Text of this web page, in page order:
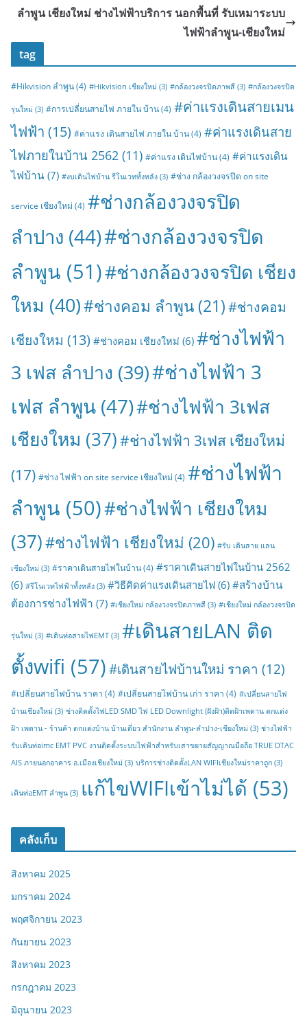
ลำพูน เชียงใหม่ ช่างไฟฟ้าบริการ นอกพื้นที่ รับเหมาระบบ
ไฟฟ้าลำพูน-เชียงใหม่
tag
#Hikvision ลำพูน(4) #Hikvision เชียงใหม่ (3) #กล้องวงจรปิดภาพสี (3) #กล้องวงจรปิด
รุ่นใหม่ (3) #การเปลี่ยนสายไฟ ภายใน บ้าน(4) #ค่าแรงเดินสายเมน
ไฟฟ้า (15) #ค่าแรง เดินสายไฟ ภายใน บ้าน(4) #ค่าแรงเดินสาย
ไฟภายในบ้าน 2562 (11) #ค่าแรง เดินไฟบ้าน(4) #ค่าแรงเดิน
ไฟบ้าน(7) #งบเดินไฟบ้าน รีโนเวททั้งหลัง (3) #ช่าง กล้องวงจรปิด on site
service เชียงใหม่ (4) #ช่างกล้องวงจรปิด
ลำปาง (44)#ช่างกล้องวงจรปิด
ลำพูน (51)#ช่างกล้องวงจรปิด เชียง
ใหม (40)#ช่างคอม ลำพูน (21)#ช่างคอม
เชียงใหม (13) #ช่างคอม เชียงใหม่ (6) #ช่างไฟฟ้า
3 เฟส ลำปาง (39)#ช่างไฟฟ้า 3
เฟส ลำพูน (47)#ช่างไฟฟ้า 3เฟส
เชียงใหม (37)#ช่างไฟฟ้า 3เฟส เชียงใหม่
(17) #ช่าง ไฟฟ้า on site service เชียงใหม่ (4) #ช่างไฟฟ้า
ลำพูน (50)#ช่างไฟฟ้า เชียงใหม
(37)#ช่างไฟฟ้า เชียงใหม่ (20) #รับ เดินสาย แลน
เชียงใหม่ (3) #ราคาเดินสายไฟในบ้าน(4) #ราคาเดินสายไฟในบ้าน 2562
(6) #รีโนเวทไฟฟ้าทั้งหลัง (3) #วิธีคิดค่าแรงเดินสายไฟ (6) #สร้างบ้าน
ต้องการช่างไฟฟ้า (7) #เชียงใหม่ กล้องวงจรปิดภาพสี (3) #เชียงใหม่ กล้องวงจรปิด
รุ่นใหม่ (3) #เดินท่อสายไฟEMT (3) #เดินสายLAN ติด
ตั้งwifi (57)#เดินสายไฟบ้านใหม่ ราคา (12)
#เปลี่ยนสายไฟบ้าน ราคา (4) #เปลี่ยนสายไฟบ้าน เก่า ราคา (4) #เปลี่ยนสายไฟ
บ้านเชียงใหม่ (3) ช่างติดตั้งไฟLED SMD ไฟ LED Downlight (ฝังฝ้า)ติดฝ้าเพดาน ตกแต่ง
ฝ้า เพดาน - ร้านค้า ตกแต่งบ้าน บ้านเดี่ยว สำนักงาน ลำพูน-ลำปาง-เชียงใหม่ (3) ช่างไฟฟ้า
รับเดินท่อimc EMT PVC งานติดตั้งระบบไฟฟ้าสำหรับเสาขยายสัญญาณมือถือ TRUE DTAC
AIS ภายนอกอาคาร อ.เมืองเชียงใหม่ (3) บริการช่างติดตั้งLAN WIFIเชียงใหม่ราคาถูก (3)
เดินท่อEMT ลำพูน (3) แก้ไขWIFIเข้าไม่ได้ (53)
คลังเก็บ
สิงหาคม 2025
มกราคม 2024
พฤศจิกายน 2023
กันยายน 2023
สิงหาคม 2023
กรกฎาคม 2023
มิถุนายน 2023